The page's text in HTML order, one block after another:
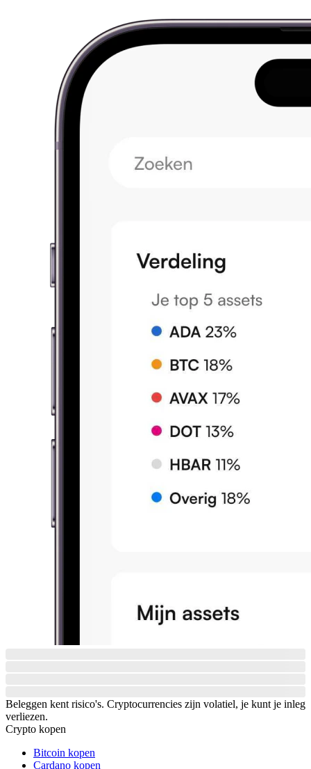
Beleggen kent risico's. Cryptocurrencies zijn volatiel, je kunt je inleg
verliezen.
Crypto kopen
Bitcoin kopen
Cardano kopen